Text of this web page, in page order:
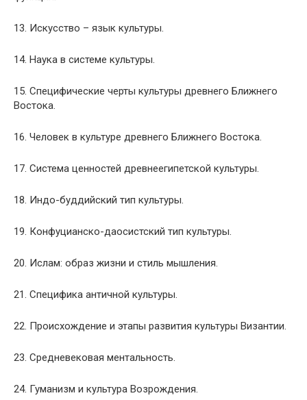
13. Искусство – язык культуры.
14. Наука в системе культуры.
15. Специфические черты культуры древнего Ближнего
Востока.
16. Человек в культуре древнего Ближнего Востока.
17. Система ценностей древнеегипетской культуры.
18. Индо-буддийский тип культуры.
19. Конфуцианско-даосистский тип культуры.
20. Ислам: образ жизни и стиль мышления.
21. Специфика античной культуры.
22. Происхождение и этапы развития культуры Византии.
23. Средневековая ментальность.
24. Гуманизм и культура Возрождения.